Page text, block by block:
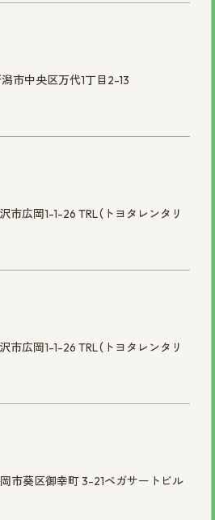
中央区万代1丁目2-13
広岡1-1-26 TRL（トヨタレンタリ
広岡1-1-26 TRL（トヨタレンタリ
葵区御幸町 3-21ペガサートビル